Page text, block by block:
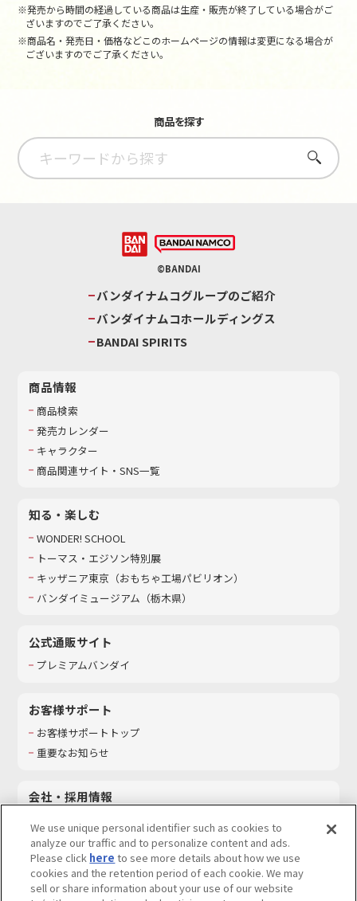
※発売から時間の経過している商品は生産・販売が終了している場合がご
ざいますのでご了承ください。
※商品名・発売日・価格などこのホームページの情報は変更になる場合が
ございますのでご了承ください。
商品を探す
さがす
©BANDAI
バンダイナムコグループのご紹介
バンダイナムコホールディングス
BANDAI SPIRITS
商品情報
商品検索
発売カレンダー
キャラクター
商品関連サイト・SNS一覧
知る・楽しむ
WONDER! SCHOOL
トーマス・エジソン特別展
キッザニア東京（おもちゃ工場パビリオン）​
バンダイミュージアム（栃木県）
公式通販サイト
プレミアムバンダイ
お客様サポート
お客様サポートトップ
重要なお知らせ
会社・採用情報
採用情報
サステナビリティ
お問い合わせ
We use unique personal identifier such as cookies to
analyze our traffic and to personalize content and ads.
Please click here to see more details about how we use
cookies and the retention period of each cookie. We may
sell or share information about your use of our website